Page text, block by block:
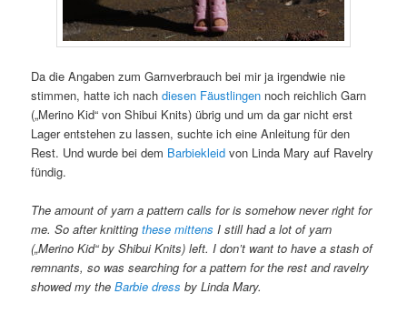
Da die Angaben zum Garnverbrauch bei mir ja irgendwie nie
stimmen, hatte ich nachdiesen Fäustlingen noch reichlich Garn
(„Merino Kid“ von Shibui Knits) übrig und um da gar nicht erst
Lager entstehen zu lassen, suchte ich eine Anleitung für den
Rest. Und wurde bei dem Barbiekleid von Linda Mary auf Ravelry
fündig.
The amount of yarn a pattern calls for is somehow never right for
me. So after knittingthese mittens I still had a lot of yarn
(„Merino Kid“ by Shibui Knits) left. I don’t want to have a stash of
remnants, so was searching for a pattern for the rest and ravelry
showed my theBarbie dress by Linda Mary.